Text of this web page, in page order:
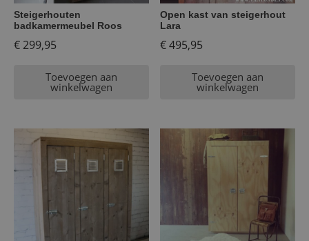
Steigerhouten
badkamermeubel Roos
€299,95
Toevoegen aan
winkelwagen
Open kast van steigerhout
Lara
€495,95
Toevoegen aan
winkelwagen